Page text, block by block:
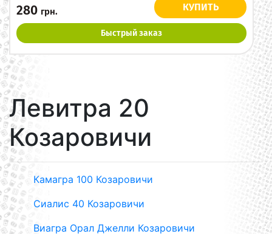
280 грн. КУПИТЬ
Быстрый заказ
Левитра 20
Козаровичи
Камагра 100 Козаровичи
Сиалис 40 Козаровичи
Виагра Орал Джелли Козаровичи